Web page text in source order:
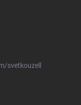
svetkouzell